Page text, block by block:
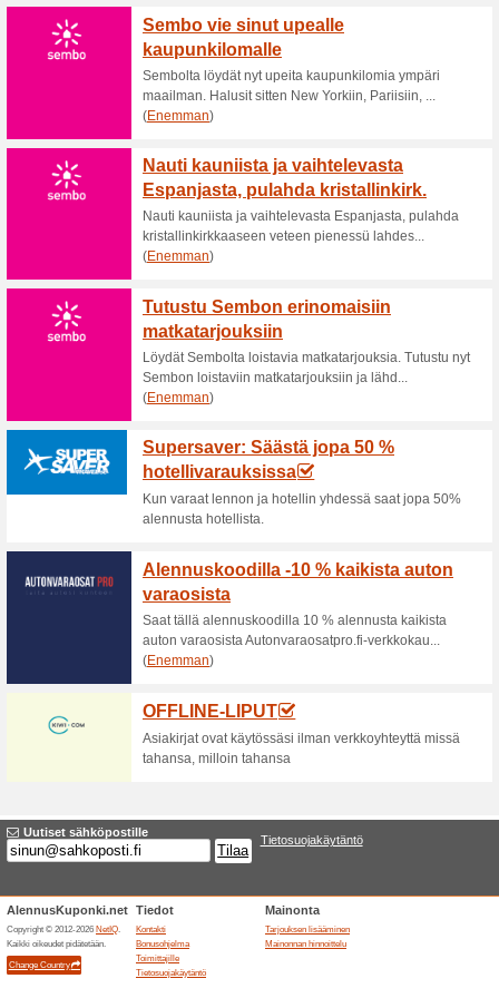
Ajankohtaiset
S-etukortilla saat
matk
100% on toiminut
S-etukortin omistajat saavat
reittimatkoista. Lisäksi saat
tutustua S-etukorttilaisten
Liity Viking Clubiin
100% on toiminut
Viking Clubiin
rekisteröityä Viikkarin sivuilla
Varaa Helsinki-